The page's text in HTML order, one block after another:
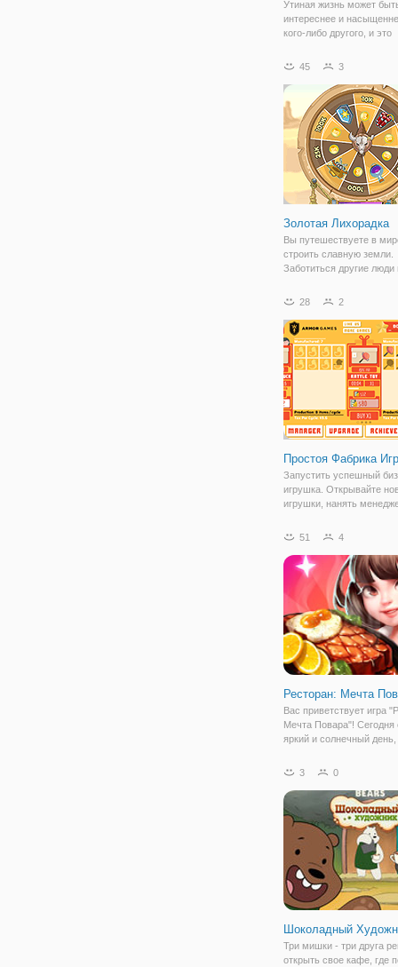
Утиная жизнь может
интереснее и
кого-либо другого, и это
Жизнь: Битва". Это
которыми мы уже
множество
45 3
Золотая Лихорадка
Вы путешествуете в
строить славную земли.
Заботиться другие
ваше золото. Купить
покупайте рабочих,
выиграть массивные
28 2
Простоя Фабрика
Запустить успешный
игрушка. Открывайте
игрушки, нанять
престиж. Когда у вас
собственный курорт.
новые виды
51 4
Ресторан: Мечта
Вас приветствует игра
Мечта Повара"! Сегодня
яркий и солнечный день,
повар наконец- то станет
рестораном! Она очень
мечтает о том, чтобы
3 0
Шоколадный
Три мишки - три друга
открыть свое кафе, где